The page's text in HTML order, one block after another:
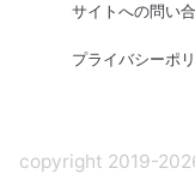
サイトへの問い
プライバシーポ
copyright 2019-